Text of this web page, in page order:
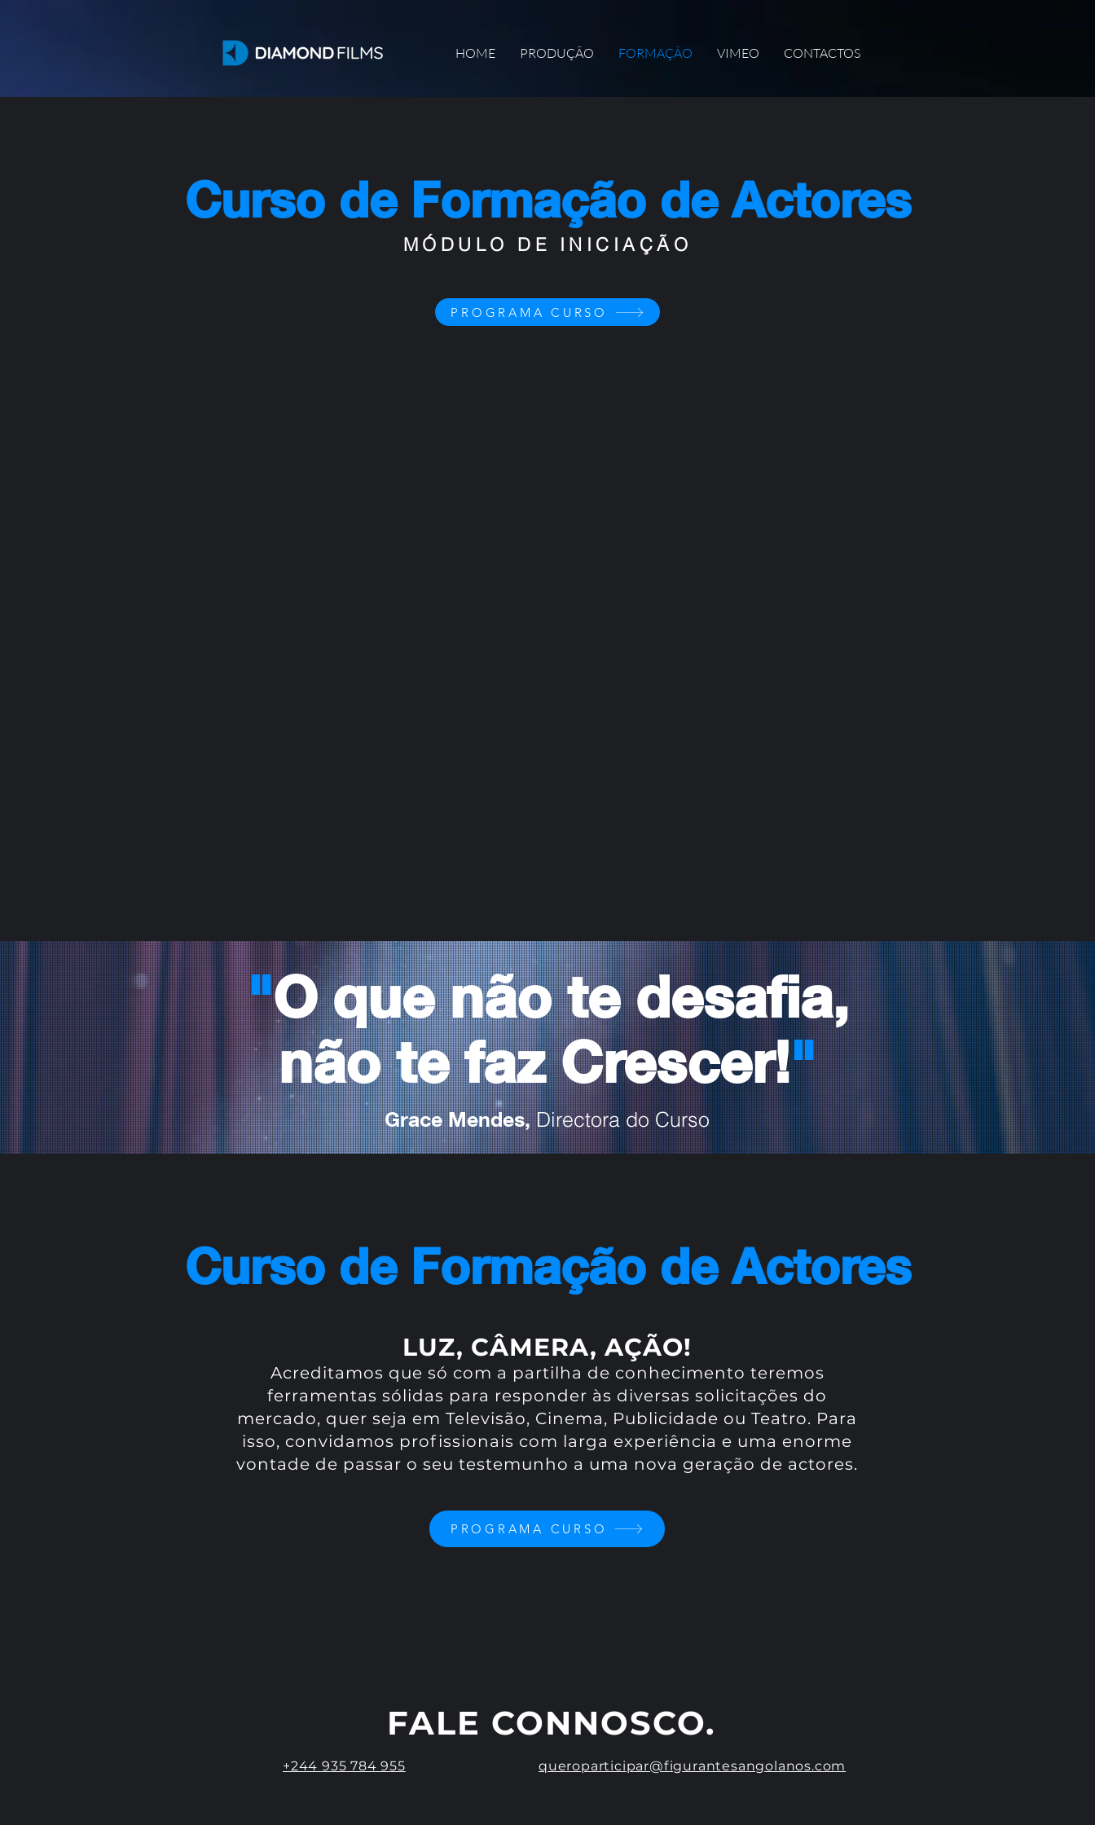
HOME PRODUÇÃO FORMAÇÃO VIMEO CONTACTOS
Curso de Formação de Actores
MÓDULO DE INICIAÇÃO
PROGRAMA CURSO
"O que não te desafia,
não te faz Crescer!"
Grace Mendes,Directora do Curso
Curso de Formação de Actores
LUZ, CÂMERA, AÇÃO!
Acreditamos que só com a partilha de conhecimento teremos
ferramentas sólidas para responder às diversas solicitações do
mercado, quer seja em Televisão, Cinema, Publicidade ou Teatro. Para
isso, convidamos profissionais com larga experiência e uma enorme
vontade de passar o seu testemunho a uma nova geração de actores.
PROGRAMA CURSO
FALE CONNOSCO.
+244 935 784 955 queroparticipar@figurantesangolanos.com